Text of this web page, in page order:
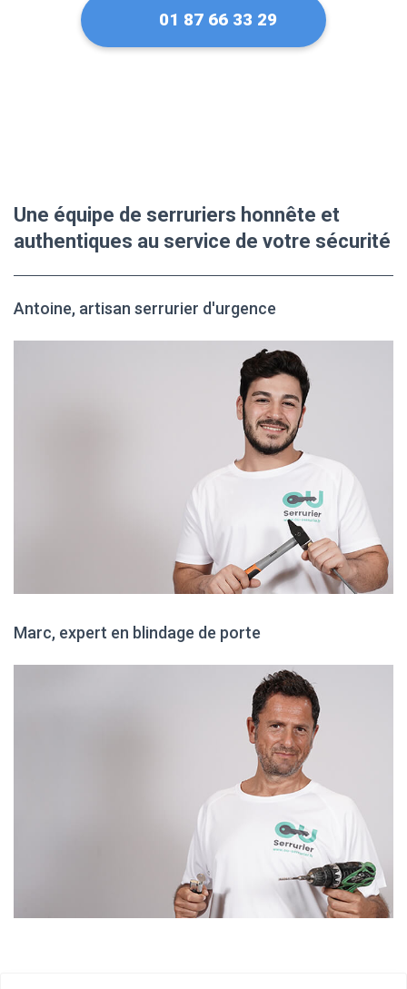
01 87 66 33 29
Une équipe de serruriers honnête et
authentiques au service de votre sécurité
Antoine, artisan serrurier d'urgence
Marc, expert en blindage de porte